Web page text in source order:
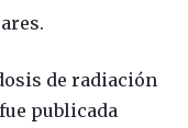
de radiación
publicada